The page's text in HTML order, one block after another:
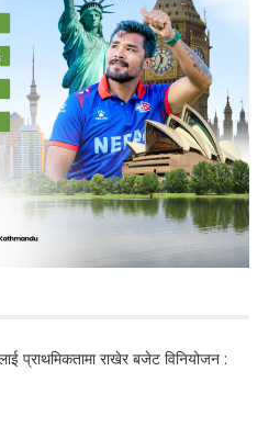
प्राथमिकतामा राखेर बजेट विनियोजन :